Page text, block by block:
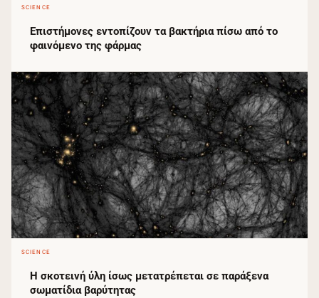
SCIENCE
Επιστήμονες εντοπίζουν τα βακτήρια πίσω από το
φαινόμενο της φάρμας
SCIENCE
Η σκοτεινή ύλη ίσως μετατρέπεται σε παράξενα
σωματίδια βαρύτητας